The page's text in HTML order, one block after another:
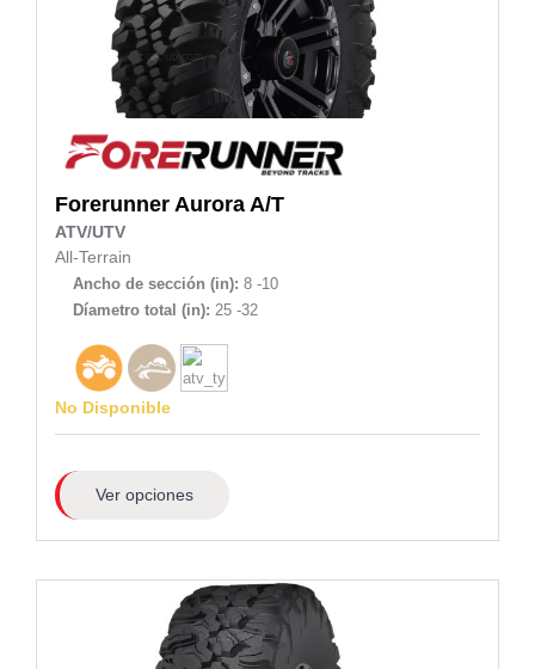
Forerunner Aurora A/T
ATV/UTV
All-Terrain
Ancho de sección (in): 8 -10
Díametro total (in): 25 -32
No Disponible
Ver opciones